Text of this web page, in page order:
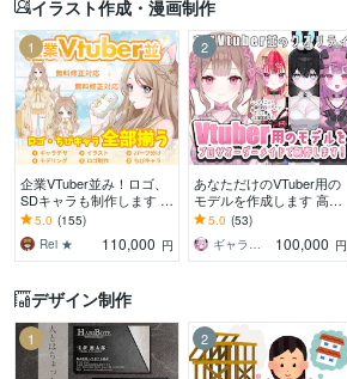
イラスト作成・漫画制作
1
企業VTuber並み！ロゴ、
SDキャラも制作します デ
ビュー徹底サポート！満
足いくまで修正無制限、
著作権譲渡
5.0 (155)
Rei ★
110,000 円
2
あなただけのVTuber用の
モデルを作成します 高ク
オリティな自分だけのモ
デルを作成させていただ
きます！
5.0 (53)
ギャラクシー 伊藤
100,000 円
デザイン制作
1 2